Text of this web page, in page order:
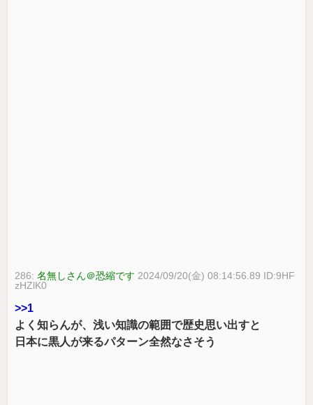
286:名無しさん＠恐縮です 2024/09/20(金) 08:14:56.89 ID:9HF
zHZlK0
>>1
よく知らんが、浅い知識の範囲で歴史思い出すと
日本に黒人が来るパターン全然なさそう